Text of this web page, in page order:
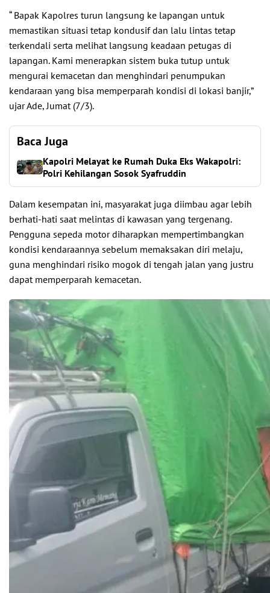
“ Bapak Kapolres turun langsung ke lapangan untuk
memastikan situasi tetap kondusif dan lalu lintas tetap
terkendali serta melihat langsung keadaan petugas di
lapangan. Kami menerapkan sistem buka tutup untuk
mengurai kemacetan dan menghindari penumpukan
kendaraan yang bisa memperparah kondisi di lokasi banjir,”
ujar Ade, Jumat (7/3).
Baca Juga
Kapolri Melayat ke Rumah Duka Eks Wakapolri:
Polri Kehilangan Sosok Syafruddin
Dalam kesempatan ini, masyarakat juga diimbau agar lebih
berhati-hati saat melintas di kawasan yang tergenang.
Pengguna sepeda motor diharapkan mempertimbangkan
kondisi kendaraannya sebelum memaksakan diri melaju,
guna menghindari risiko mogok di tengah jalan yang justru
dapat memperparah kemacetan.